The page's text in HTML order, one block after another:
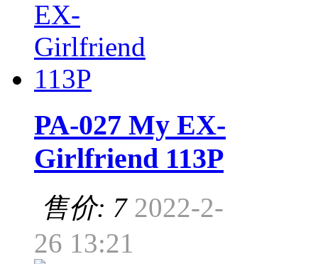
PA-027 My EX-
Girlfriend 113P
售价: 7 2022-2-
26 13:21